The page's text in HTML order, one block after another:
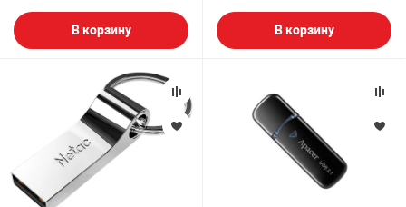
В корзину В корзину